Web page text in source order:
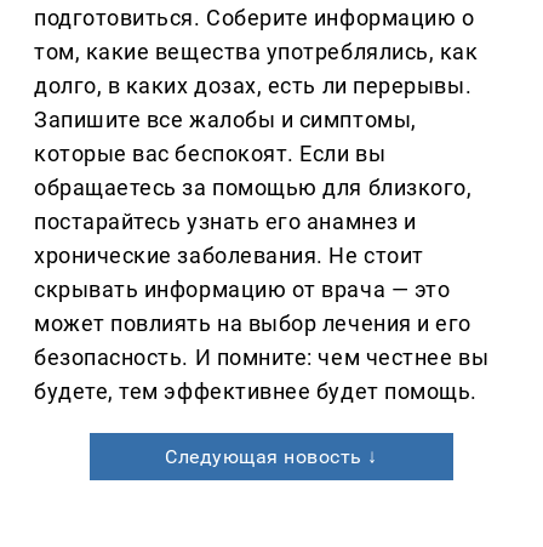
подготовиться. Соберите информацию о
том, какие вещества употреблялись, как
долго, в каких дозах, есть ли перерывы.
Запишите все жалобы и симптомы,
которые вас беспокоят. Если вы
обращаетесь за помощью для близкого,
постарайтесь узнать его анамнез и
хронические заболевания. Не стоит
скрывать информацию от врача — это
может повлиять на выбор лечения и его
безопасность. И помните: чем честнее вы
будете, тем эффективнее будет помощь.
Следующая новость ↓